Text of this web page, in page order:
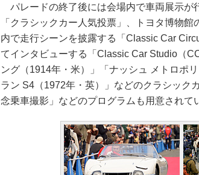
パレードの終了後には会場内で車両展示が
「クラシックカー人気投票」、トヨタ博物
内で走行シーンを披露する「Classic Car
てインタビューする「Classic Car Studio（
ング（1914年・米）」「ナッシュ メトロポ
ラン S4（1972年・英）」などのクラシック
念乗車撮影」などのプログラムも用意されて